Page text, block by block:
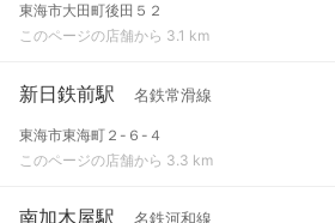
東海市大田町後田５２
このページの店舗から 3.1 km
新日鉄前駅 名鉄常滑線
東海市東海町２-６-４
このページの店舗から 3.3 km
南加木屋駅 名鉄河和線